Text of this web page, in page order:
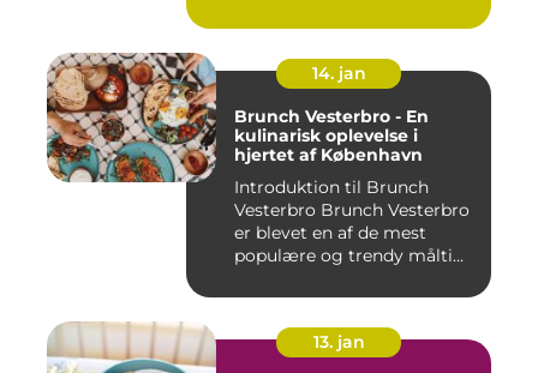
14. jan
Brunch Vesterbro - En
kulinarisk oplevelse i
hjertet af København
Introduktion til Brunch
Vesterbro Brunch Vesterbro
er blevet en af de mest
populære og trendy målti...
13. jan